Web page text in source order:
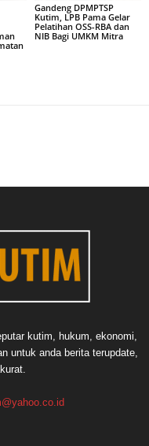
Gandeng DPMPTSP
Kutim, LPB Pama Gelar
Pelatihan OSS-RBA dan
NIB Bagi UMKM Mitra
kutim, hukum, ekonomi,
untuk anda berita terupdate,